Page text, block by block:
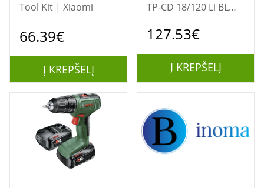
Tool Kit | Xiaomi
66.39€
Į KREPŠELĮ
TP-CD 18/120 Li BL
127.53€
Į KREPŠELĮ